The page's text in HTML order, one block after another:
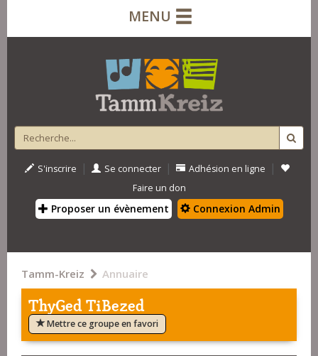
MENU
S'inscrire | Se connecter | Adhésion en ligne |
Faire un don
Proposer un évènement Connexion Admin
Tamm-Kreiz Annuaire
ThyGed TiBezed
Mettre ce groupe en favori